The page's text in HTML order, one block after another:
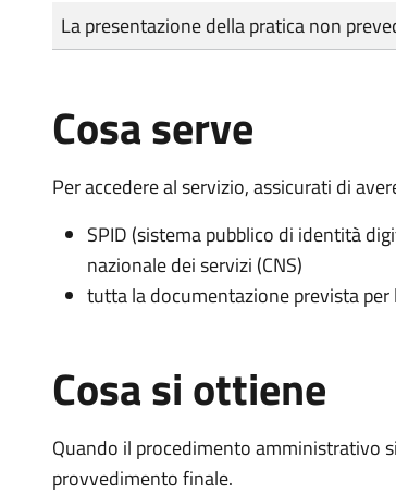
Tipo di pagamento
Importo
La presentazione della pratica non
Cosa serve
Per accedere al servizio, assicurati di
SPID (sistema pubblico di identità
nazionale dei servizi (CNS)
tutta la documentazione prevista per
Cosa si ottiene
Quando il procedimento amministrativo
provvedimento finale.